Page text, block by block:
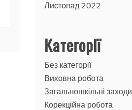
Листопад 2022
Категорії
Без категорії
Виховна робота
Загальношкільні заходи
Корекційна робота